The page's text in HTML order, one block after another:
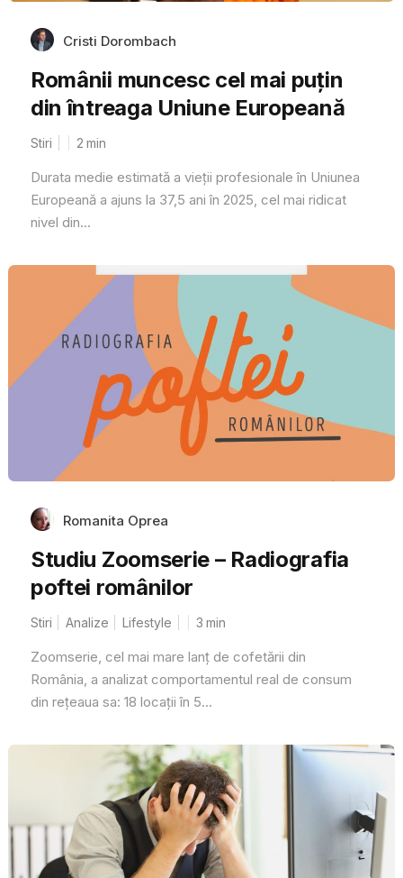
Cristi Dorombach
Românii muncesc cel mai puțin
din întreaga Uniune Europeană
Stiri 2 min
Durata medie estimată a vieții profesionale în Uniunea
Europeană a ajuns la 37,5 ani în 2025, cel mai ridicat
nivel din...
Romanita Oprea
Studiu Zoomserie – Radiografia
poftei românilor
Stiri Analize Lifestyle 3 min
Zoomserie, cel mai mare lanț de cofetării din
România, a analizat comportamentul real de consum
din rețeaua sa: 18 locații în 5...